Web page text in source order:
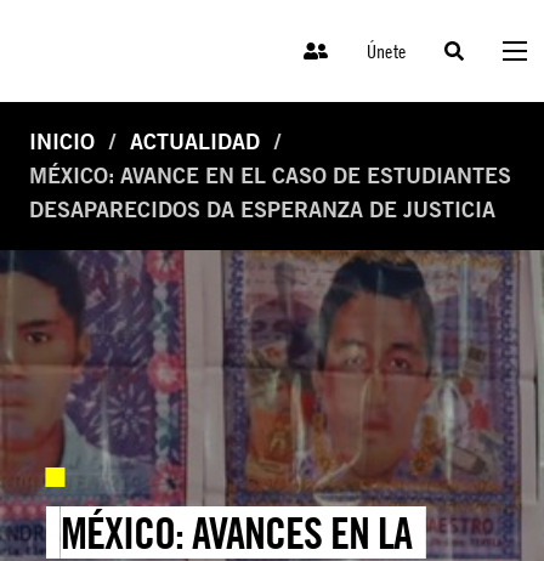
Únete
INICIO
ACTUALIDAD
MÉXICO: AVANCE EN EL CASO DE ESTUDIANTES
DESAPARECIDOS DA ESPERANZA DE JUSTICIA
MÉXICO: AVANCES EN LA